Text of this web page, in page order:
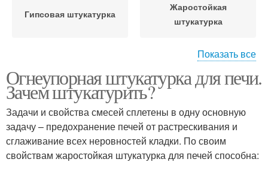
Гипсовая штукатурка
Жаростойкая
штукатурка
штукатурка
Штукатурка для печей
Смесь для штукатурки Штукатурки для печей
Показать все
Огнеупорная штукатурка для печи.
Зачем штукатурить?
Задачи и свойства смесей сплетены в одну основную
задачу – предохранение печей от растрескивания и
сглаживание всех неровностей кладки. По своим
свойствам жаростойкая штукатурка для печей способна: